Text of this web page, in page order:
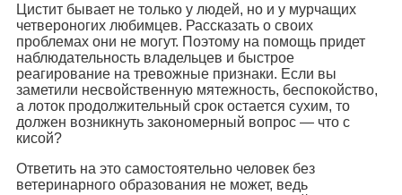
Цистит бывает не только у людей, но и у мурчащих
четвероногих любимцев. Рассказать о своих
проблемах они не могут. Поэтому на помощь придет
наблюдательность владельцев и быстрое
реагирование на тревожные признаки. Если вы
заметили несвойственную мятежность, беспокойство,
а лоток продолжительный срок остается сухим, то
должен возникнуть закономерный вопрос — что с
кисой?
Ответить на это самостоятельно человек без
ветеринарного образования не может, ведь